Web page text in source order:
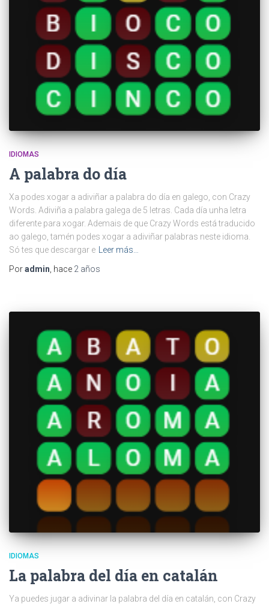
IDIOMAS
A palabra do día
Xa podes xogar a adiviñar a palabra do día en galego, con Crazy
Words. Adiviña a palabra galega de 5 letras. Cada día unha letra
diferente para xogar. Ademais de que Crazy Words está traducido
ao galego, tamén podes xogar a adiviñar palabras neste idioma.
Só tes que descargar e Leer más…
Poradmin, hace 2 años
IDIOMAS
La palabra del día en catalán
Ya puedes jugar a adivinar la palabra del día en catalán, con Crazy